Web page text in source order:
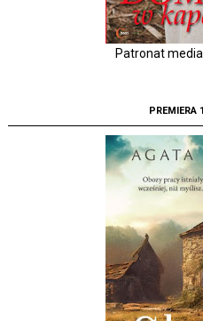
Patronat
PREMIERA